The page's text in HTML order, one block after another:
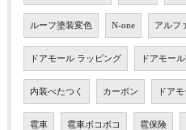
ルーフ塗装変色 N-one アルフ
ドアモール ラッピング ドアモー
内装べたつく カーボン ドア
雹車 雹車ボコボコ 雹保険